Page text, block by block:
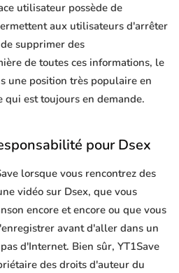
utilisateur possède de
aux utilisateurs d'arrêter
supprimer des
de toutes ces informations, le
une position très populaire en
est toujours en demande.
pour Dsex
lorsque vous rencontrez des
vidéo sur Dsex, que vous
encore et encore ou que vous
avant d'aller dans un
d'Internet. Bien sûr, YT1Save
des droits d'auteur du